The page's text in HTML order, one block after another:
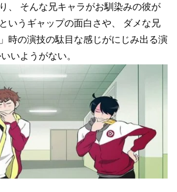
、
そんな兄キャラがお馴染みの彼が
いうギャップの面白さや、
ダメな兄
時の演技の駄目な感じがにじみ出る演
いようがない。